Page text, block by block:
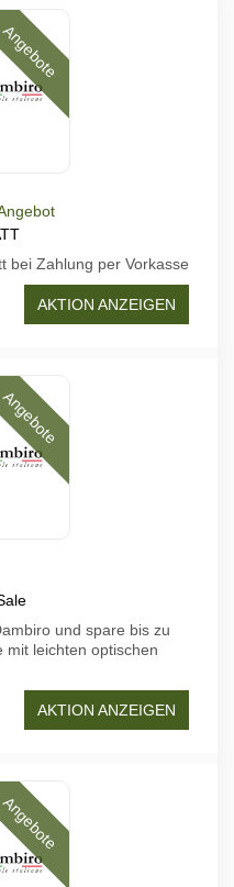
Angebote
bei Zahlung per Vorkasse
AKTION ANZEIGEN
Angebote
und spare bis zu
mit leichten optischen
AKTION ANZEIGEN
Angebote